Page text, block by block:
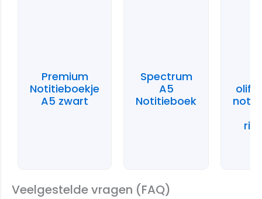
Premium
Notitieboekje
A5 zwart
Spectrum
A5
Notitieboek
Veelgestelde vragen (FAQ)